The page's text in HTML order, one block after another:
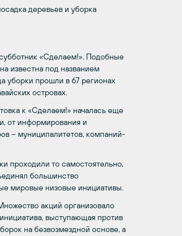
деревьев и уборка
«Сделаем!». Подобные
известна под названием
уборки прошли в 67 регионах
островах.
к «Сделаем!» началась еще
от информирования и
– муниципалитетов, компаний-
проходили то самостоятельно,
большинство
мировые низовые инициативы.
акций организовало
выступающая против
на безвозмездной основе, а